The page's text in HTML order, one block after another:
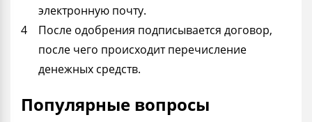
электронную почту.
После одобрения подписывается договор,
после чего происходит перечисление
денежных средств.
Популярные вопросы